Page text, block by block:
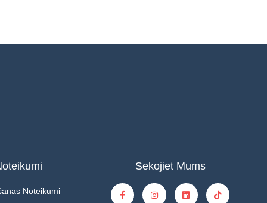
Noteikumi
Sekojiet Mums